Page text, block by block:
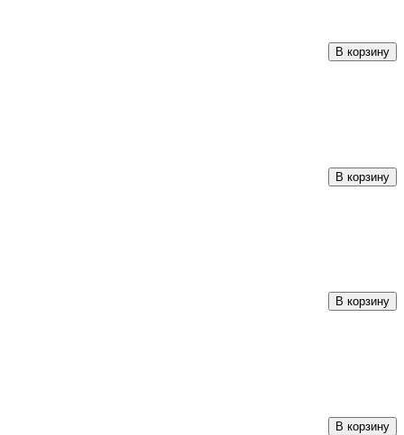
В корзину
В корзину
В корзину
В корзину